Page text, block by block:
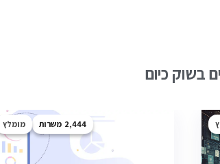
בשוק כיום
2,444 מומלץ